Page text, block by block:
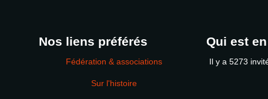
Nos liens préférés
Fédération & associations
Sur l'histoire
Qui est
Il y a 5273